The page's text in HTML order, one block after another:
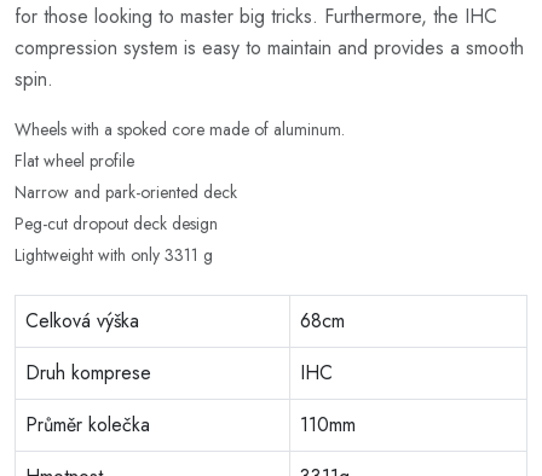
for those looking to master big tricks. Furthermore, the IHC
compression system is easy to maintain and provides a smooth
spin.
Wheels with a spoked core made of aluminum.
Flat wheel profile
Narrow and park-oriented deck
Peg-cut dropout deck design
Lightweight with only 3311 g
Celková výška
68cm
Druh komprese
IHC
Průměr kolečka
110mm